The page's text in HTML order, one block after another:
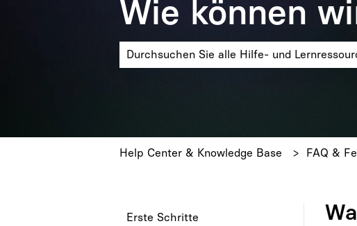
Wie können
Help Center & Knowledge Base FAQ &
Erste Schritte